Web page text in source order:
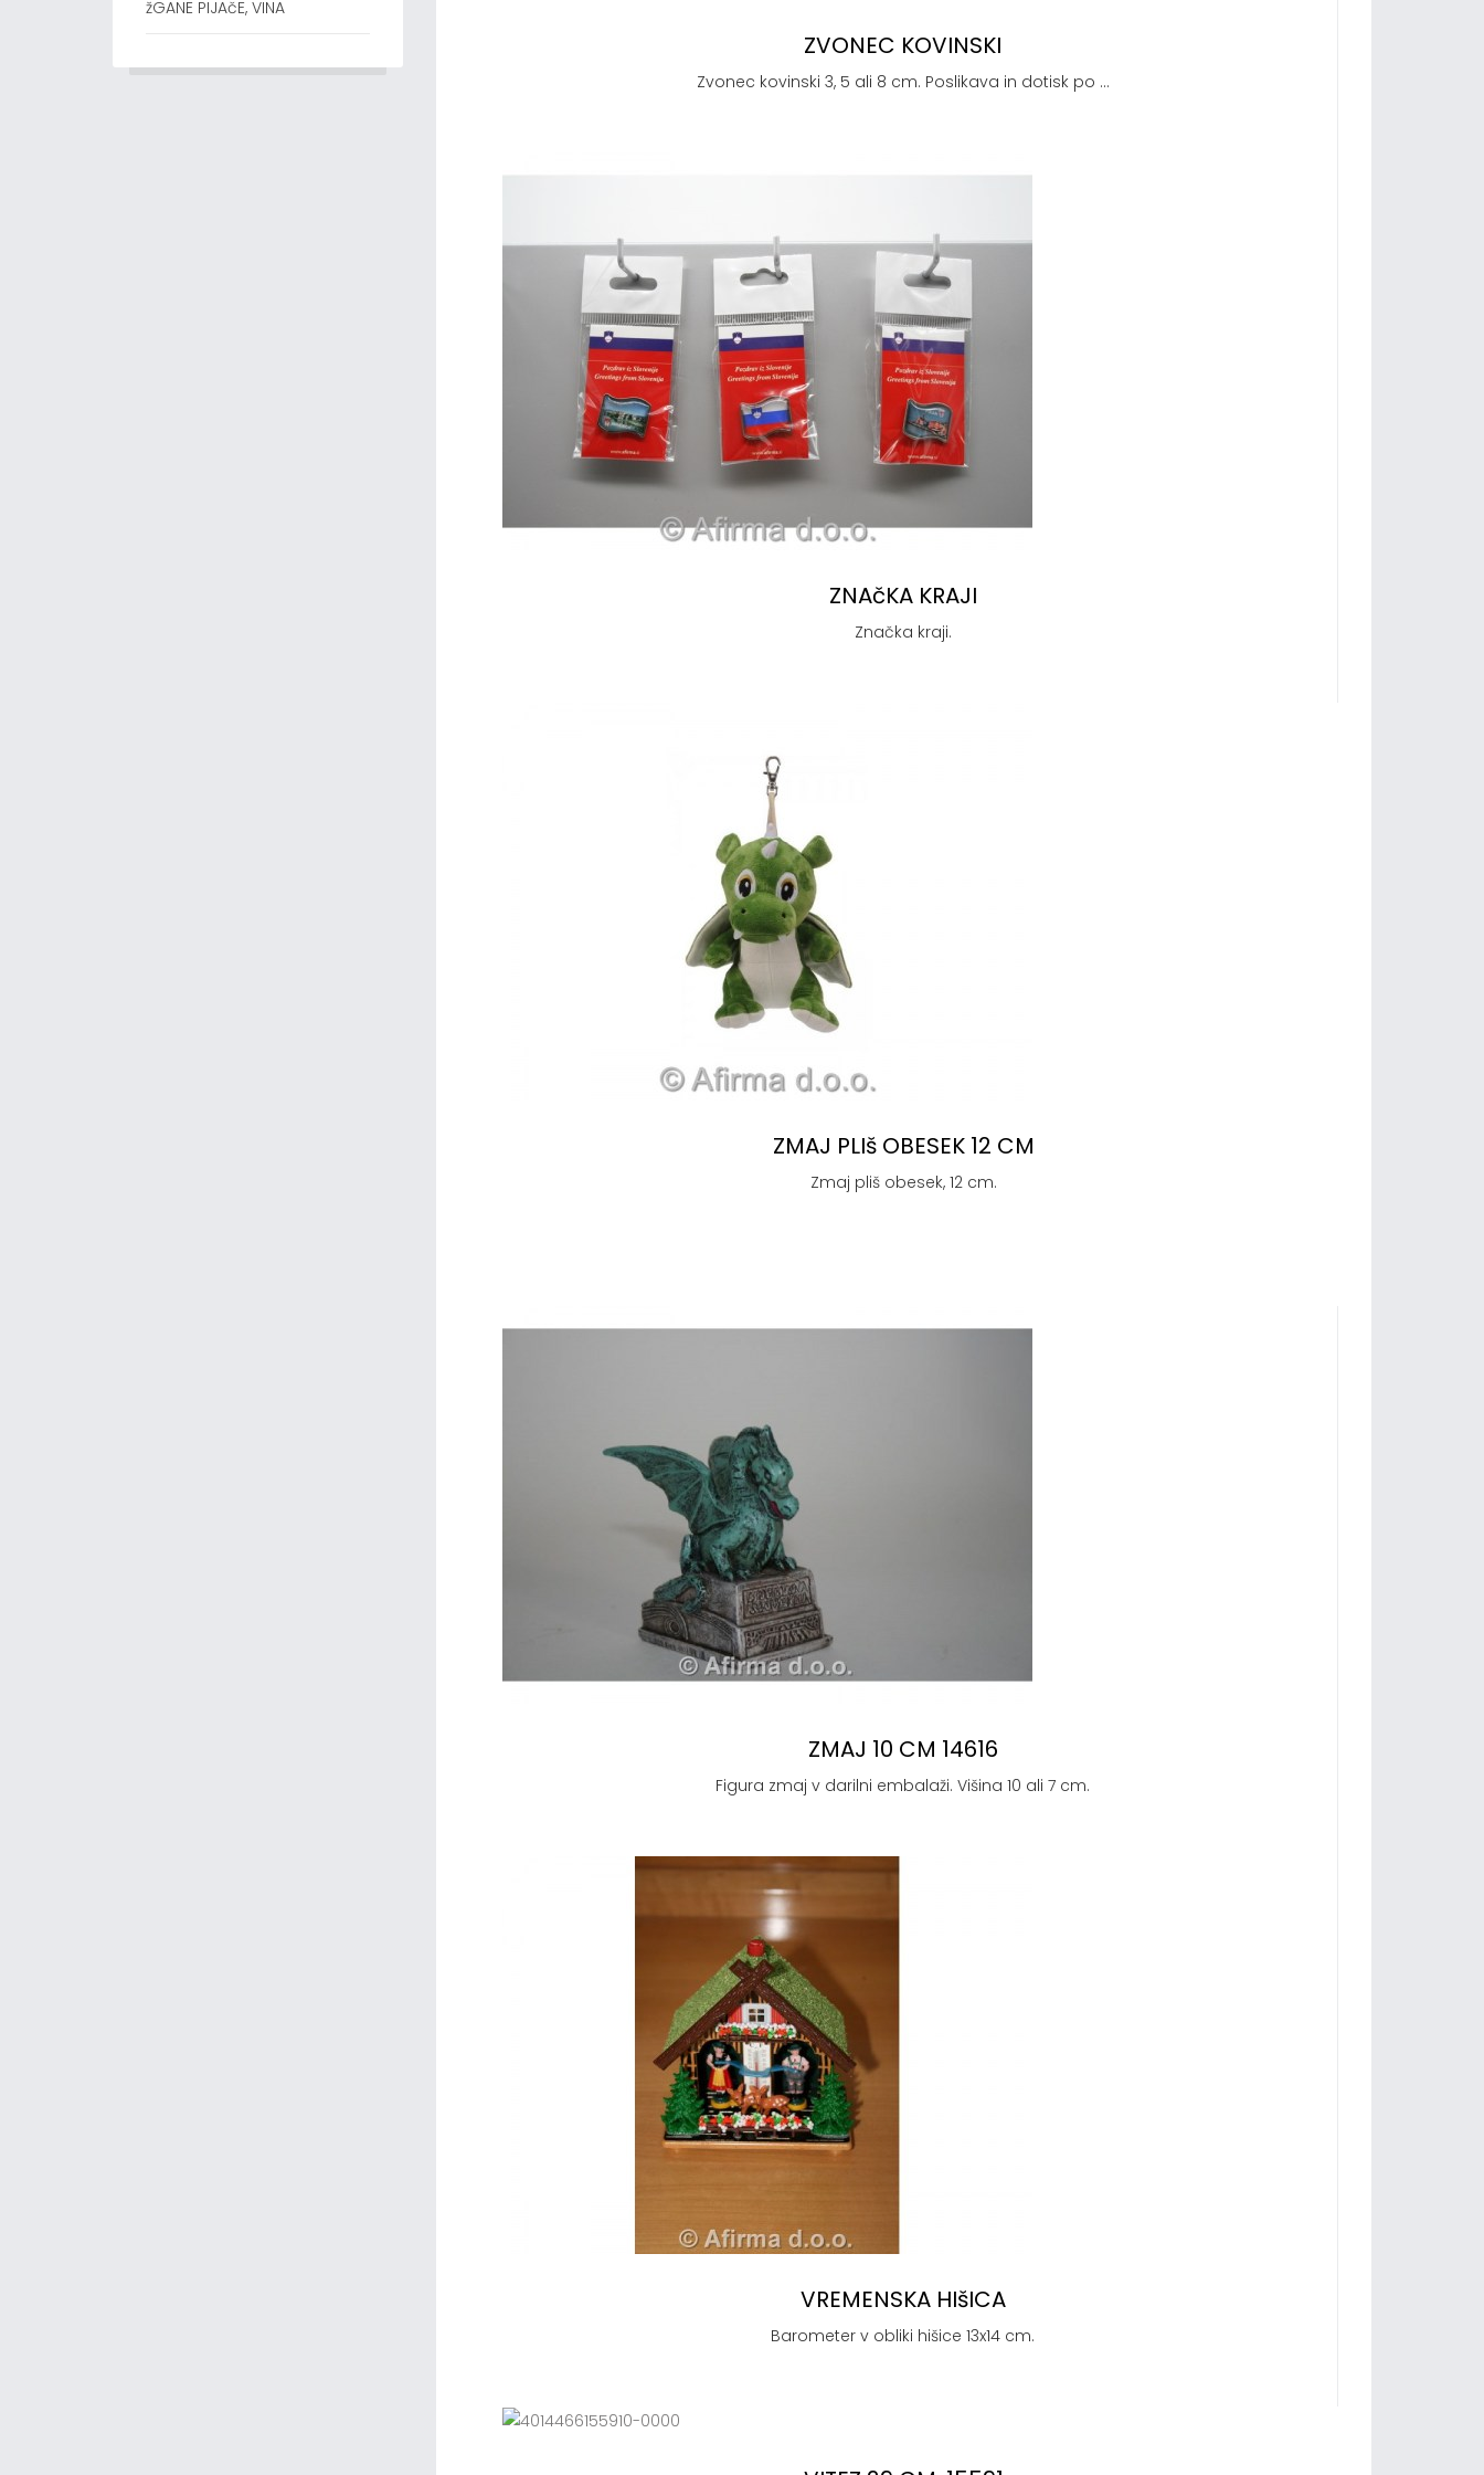
žGANE PIJAčE, VINA
ZVONEC KOVINSKI
Zvonec kovinski 3, 5 ali 8 cm. Poslikava in dotisk po ...
ZNAčKA KRAJI
Značka kraji.
ZMAJ PLIš OBESEK 12 CM
Zmaj pliš obesek, 12 cm.
ZMAJ 10 CM 14616
Figura zmaj v darilni embalaži. Višina 10 ali 7 cm.
VREMENSKA HIšICA
Barometer v obliki hišice 13x14 cm.